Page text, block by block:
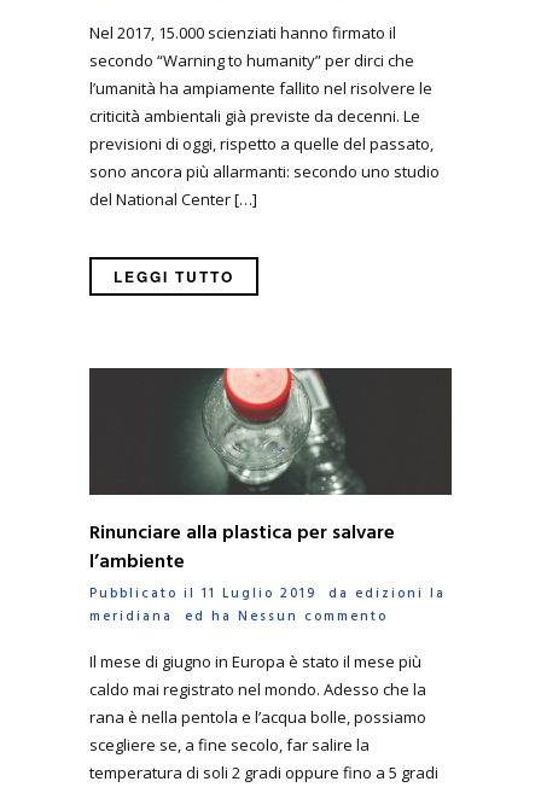
Nel 2017, 15.000 scienziati hanno firmato il
secondo “Warning to humanity” per dirci che
l’umanità ha ampiamente fallito nel risolvere le
criticità ambientali già previste da decenni. Le
previsioni di oggi, rispetto a quelle del passato,
sono ancora più allarmanti: secondo uno studio
del National Center […]
LEGGI TUTTO
Rinunciare alla plastica per salvare
l’ambiente
Pubblicato il 11 Luglio 2019 da edizioni la
meridiana
ed ha Nessun commento
Il mese di giugno in Europa è stato il mese più
caldo mai registrato nel mondo. Adesso che la
rana è nella pentola e l’acqua bolle, possiamo
scegliere se, a fine secolo, far salire la
temperatura di soli 2 gradi oppure fino a 5 gradi